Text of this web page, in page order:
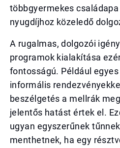
többgyermekes
nyugdíjhoz közeledő
A rugalmas, dolgozói
programok kialakítása
fontosságú. Például
informális
beszélgetés a mellrák
jelentős hatást értek el.
ugyan egyszerűnek
menthetnek, ha egy